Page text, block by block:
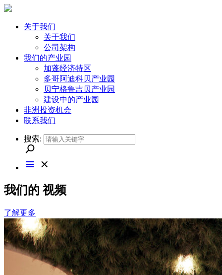
关于我们
关于我们
公司架构
我们的产业园
加蓬经济特区
多哥阿迪科贝产业园
贝宁格鲁吉贝产业园
建设中的产业园
非洲投资机会
联系我们
搜索:
我们的 视频
了解更多